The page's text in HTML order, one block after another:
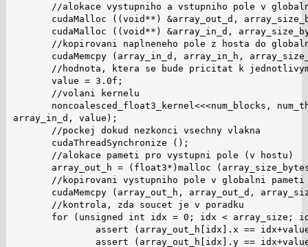
//alokace vystupniho a vstupniho pole v
cudaMalloc ((void**) &array_out_d,
cudaMalloc ((void**) &array_in_d,
//kopirovani naplneneho pole z hosta do
cudaMemcpy (array_in_d, array_in_h,
//hodnota, ktera se bude pricitat k
       value = 3.0f;
       //volani kernelu
noncoalesced_float3_kernel<<<num_blocks,
array_in_d, value);
       //pockej dokud nezkonci vsechny vlakna
       cudaThreadSynchronize ();
       //alokace pameti pro vystupni pole (v hostu)
array_out_h = (float3*)malloc
//kopirovani vystupniho pole v globalni
cudaMemcpy (array_out_h, array_out_d,
       //kontrola, zda soucet je v poradku
for (unsigned int idx = 0; idx < array_size;
assert (array_out_h[idx].x ==
assert (array_out_h[idx].y ==